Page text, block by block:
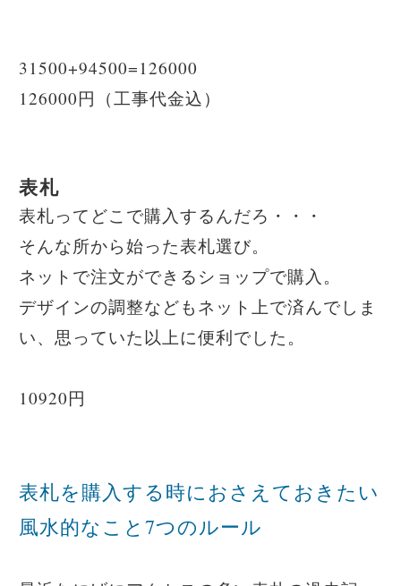
31500+94500=126000
126000円（工事代金込）
表札
表札ってどこで購入するんだろ・・・
そんな所から始った表札選び。
ネットで注文ができるショップで購入。
デザインの調整などもネット上で済んでしま
い、思っていた以上に便利でした。
10920円
表札を購入する時におさえておきたい
風水的なこと7つのルール